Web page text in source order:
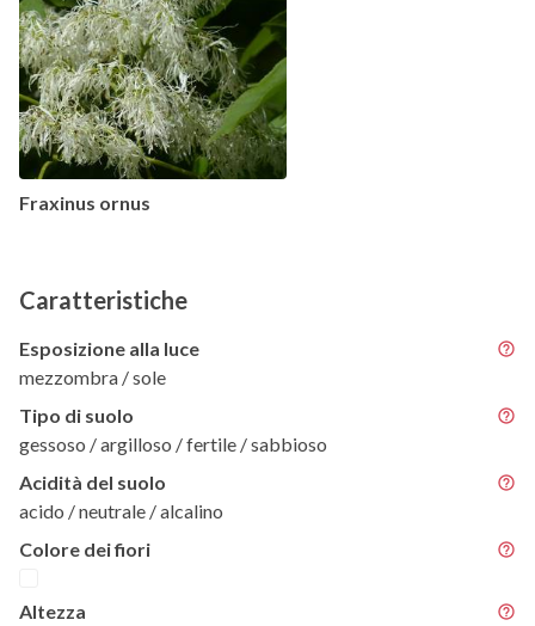
Fraxinus ornus
Caratteristiche
Esposizione alla luce
mezzombra / sole
Tipo di suolo
gessoso / argilloso / fertile / sabbioso
Acidità del suolo
acido / neutrale / alcalino
Colore dei fiori
Altezza